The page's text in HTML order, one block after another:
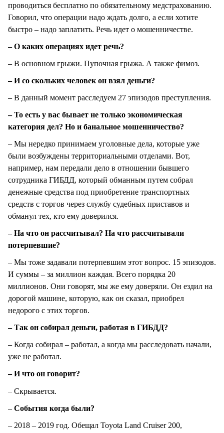
проводиться бесплатно по обязательному медстрахованию.
Говорил, что операции надо ждать долго, а если хотите
быстро – надо заплатить. Речь идет о мошенничестве.
– О каких операциях идет речь?
– В основном грыжи. Пупочная грыжа. А также фимоз.
– И со скольких человек он взял деньги?
– В данный момент расследуем 27 эпизодов преступления.
– То есть у вас бывает не только экономическая
категория дел? Но и банальное мошенничество?
– Мы нередко принимаем уголовные дела, которые уже
были возбуждены территориальными отделами. Вот,
например, нам передали дело в отношении бывшего
сотрудника ГИБДД, который обманным путем собрал
денежные средства под приобретение транспортных
средств с торгов через службу судебных приставов и
обманул тех, кто ему доверился.
– На что он рассчитывал? На что рассчитывали
потерпевшие?
– Мы тоже задавали потерпевшим этот вопрос. 15 эпизодов.
И суммы – за миллион каждая. Всего порядка 20
миллионов. Они говорят, мы же ему доверяли. Он ездил на
дорогой машине, которую, как он сказал, приобрел
недорого с этих торгов.
– Так он собирал деньги, работая в ГИБДД?
– Когда собирал – работал, а когда мы расследовать начали,
уже не работал.
– И что он говорит?
– Скрывается.
– События когда были?
– 2018 – 2019 год. Обещал Toyota Land Cruiser 200,